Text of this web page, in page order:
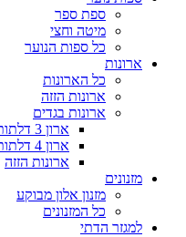
ספת ספר
מיטה וחצי
כל ספות הנוער
ארונות
כל הארונות
ארונות הזזה
ארונות בגדים
ארון 3 דלתות
ארון 4 דלתות
ארונות הזזה
מזנונים
מזנון אלון מבוקע
כל המזנונים
למגזר הדתי